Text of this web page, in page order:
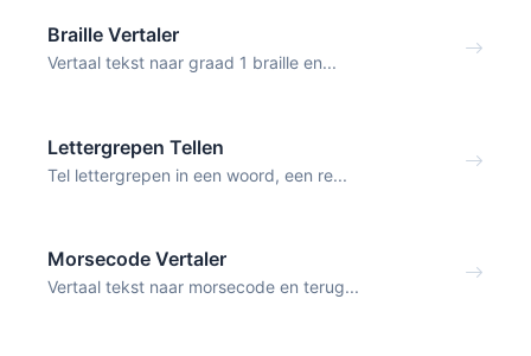
Braille Vertaler
Vertaal tekst naar graad 1 braille en...
Lettergrepen Tellen
Tel lettergrepen in een woord, een re...
Morsecode Vertaler
Vertaal tekst naar morsecode en terug...